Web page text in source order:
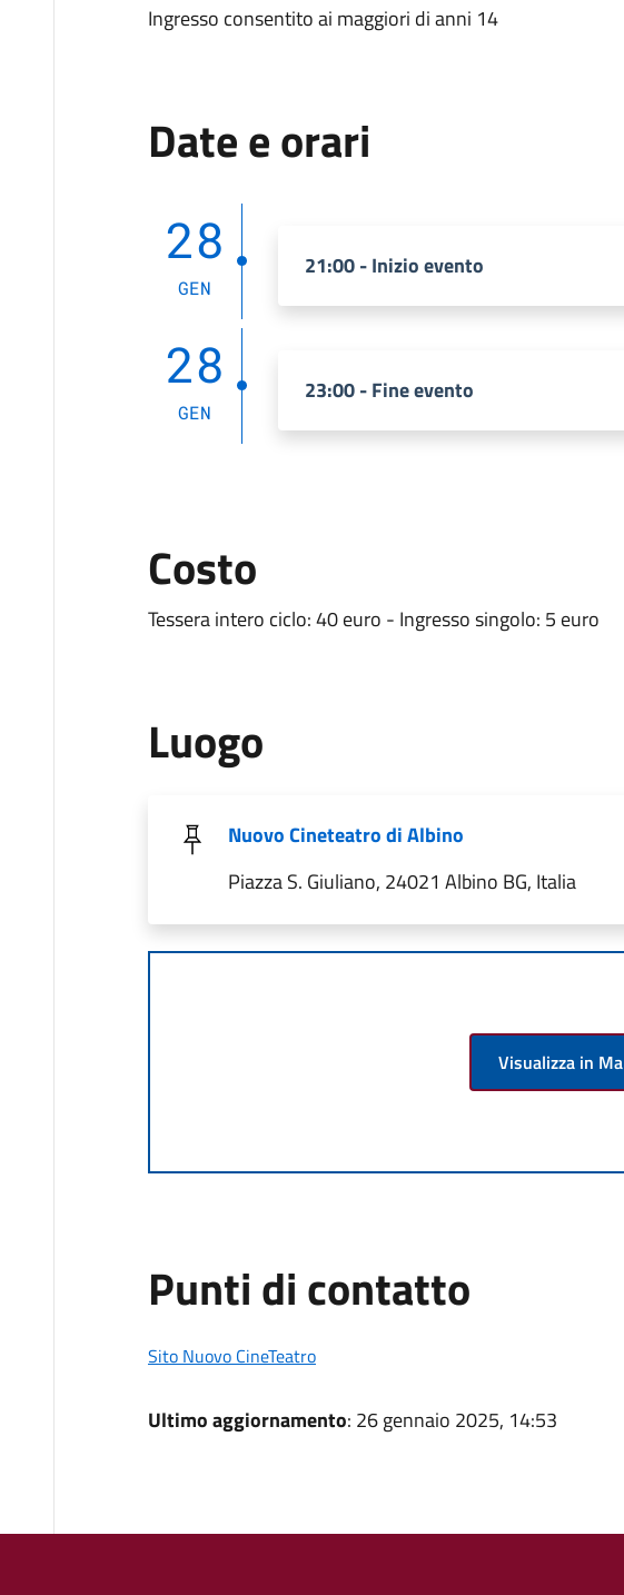
Ingresso consentito ai maggiori di anni 14
Date e orari
28
GEN
21:00 - Inizio evento
28
GEN
23:00 - Fine evento
Costo
Tessera intero ciclo: 40 euro - Ingresso singolo: 5 euro
Luogo
Nuovo Cineteatro di Albino
Piazza S. Giuliano, 24021 Albino BG, Italia
Visualizza in
Punti di contatto
Sito Nuovo CineTeatro
Ultimo aggiornamento: 26 gennaio 2025, 14:53